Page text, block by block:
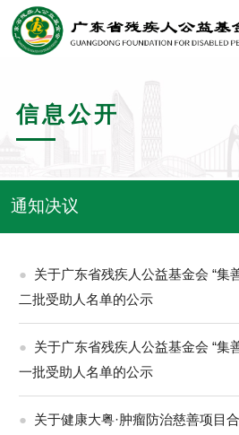
信息公开
通知决议
● 关于广东省残疾人公益基金会 “集
二批受助人名单的公示
● 关于广东省残疾人公益基金会 “集
一批受助人名单的公示
● 关于健康大粤·肿瘤防治慈善项目